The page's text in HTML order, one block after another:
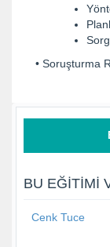
• Soruşturma
BU EĞITIMI
Cenk Tuce